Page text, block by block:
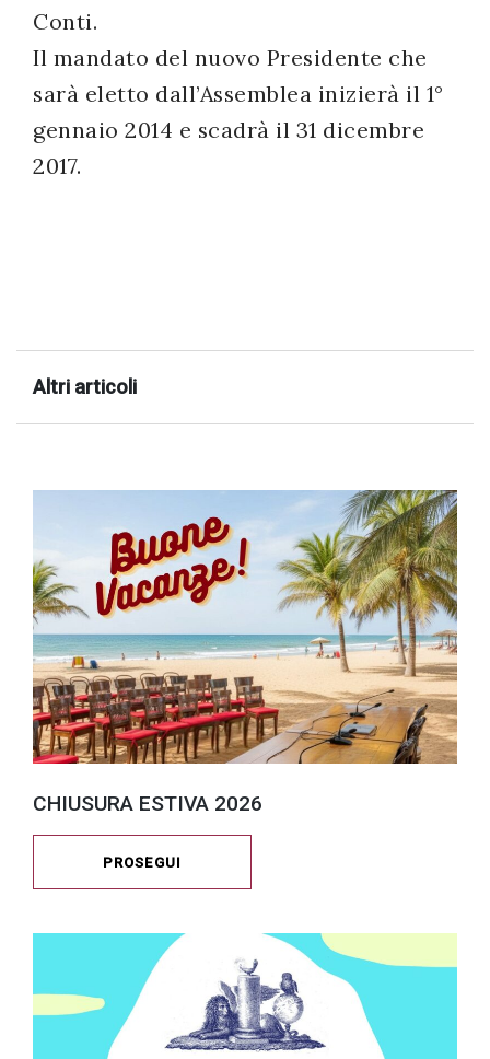
Conti.
Il mandato del nuovo Presidente che
sarà eletto dall’Assemblea inizierà il 1°
gennaio 2014 e scadrà il 31 dicembre
2017.
Altri articoli
CHIUSURA ESTIVA 2026
PROSEGUI